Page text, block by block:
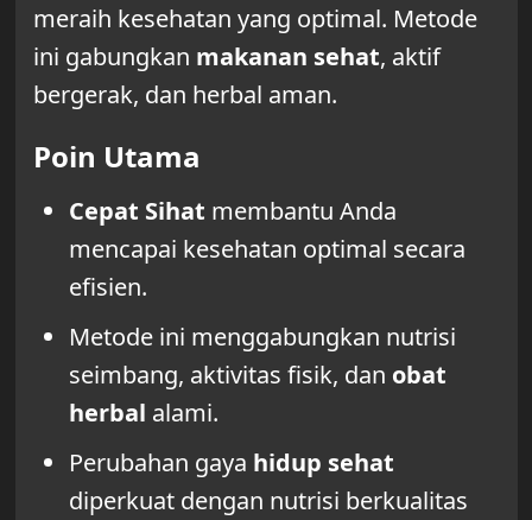
meraih kesehatan yang optimal. Metode
ini gabungkan makanan sehat, aktif
bergerak, dan herbal aman.
Poin Utama
Cepat Sihat membantu Anda
mencapai kesehatan optimal secara
efisien.
Metode ini menggabungkan nutrisi
seimbang, aktivitas fisik, dan obat
herbal alami.
Perubahan gaya hidup sehat
diperkuat dengan nutrisi berkualitas